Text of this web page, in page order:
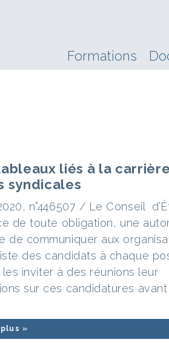
Formations
liés à la
syndicales
n°446507 / Le Conseil
de toute obligation, une
de communiquer aux
des candidats à chaque
inviter à des réunions leur
sur ces candidatures
»